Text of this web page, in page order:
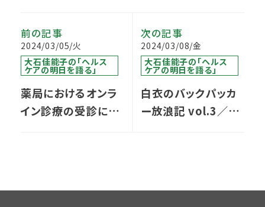
前の記事
2024/03/05/火
大石佳能子の「ヘルス
ケアの明日を語る」
薬局におけるオンラ
イン診療の受診につ
次の記事
2024/03/08/金
大石佳能子の「ヘルス
ケアの明日を語る」
白衣のバックパッカ
ー放浪記 vol.3／マ